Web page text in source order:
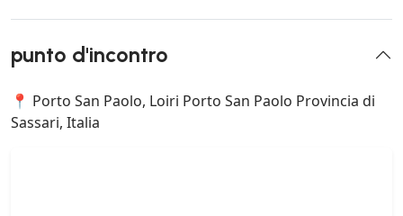
punto d'incontro
📍 Porto San Paolo, Loiri Porto San Paolo Provincia di
Sassari, Italia